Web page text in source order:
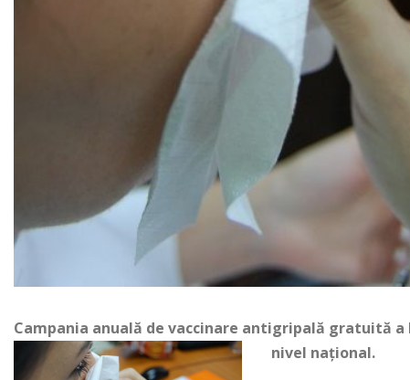
Campania anuală de vaccinare antigripală gratuită
nivel naţional.